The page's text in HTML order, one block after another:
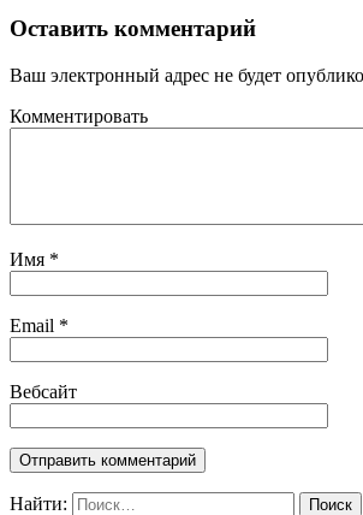
Оставить комментарий
Ваш электронный адрес не будет
Комментировать
Имя *
Email *
Вебсайт
Найти: